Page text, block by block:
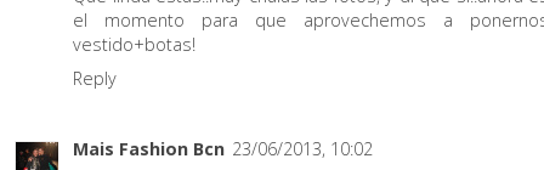
el momento para que aprovechemos a
vestido+botas!
Reply
Mais Fashion Bcn 23/06/2013, 10:02